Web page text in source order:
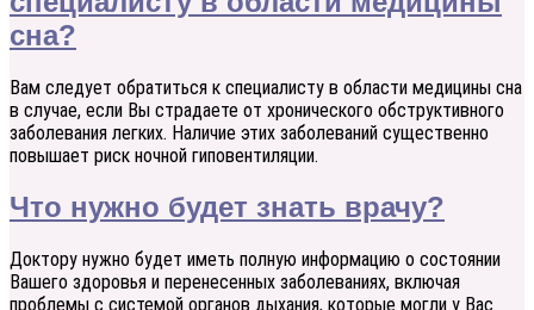
сна?
Вам следует обратиться к специалисту в области медицины сна
в случае, если Вы страдаете от хронического обструктивного
заболевания легких. Наличие этих заболеваний существенно
повышает риск ночной гиповентиляции.
Что нужно будет знать врачу?
Доктору нужно будет иметь полную информацию о состоянии
Вашего здоровья и перенесенных заболеваниях, включая
проблемы с системой органов дыхания, которые могли у Вас